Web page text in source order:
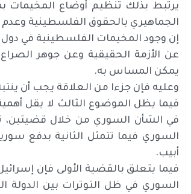
يرتبط بذلك تنظيم أوضاع المخيمات
الجماهيري بالحقوق الفلسطينية وعدم
إن وجود المخيمات الفلسطينية في
عن الأزمة الحقيقية وعن جوهر
يمكن المساس به.
وعليه فإن جزءا من العلاقة يجب أن
فيما يظل الموضوع الثالث لا يقل
في الشأن السوري من خلال قضيتين،
السوري فيما تتمثل الثانية بدفع
أبيب.
فيما يتعلق بالقضية الأولى فإن
السوري في ظل التوترات بين الدولة